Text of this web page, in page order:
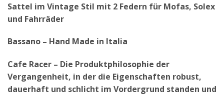
Sattel im Vintage Stil mit 2 Federn für Mofas, Solex
und Fahrräder
Bassano – Hand Made in Italia
Cafe Racer – Die Produktphilosophie der
Vergangenheit, in der die Eigenschaften robust,
dauerhaft und schlicht im Vordergrund standen und